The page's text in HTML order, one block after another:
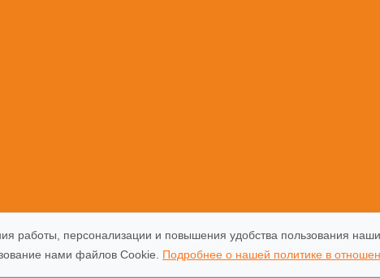
работы, персонализации и повышения удобства пользования
нами файлов Cookie. Подробнее о нашей политике в